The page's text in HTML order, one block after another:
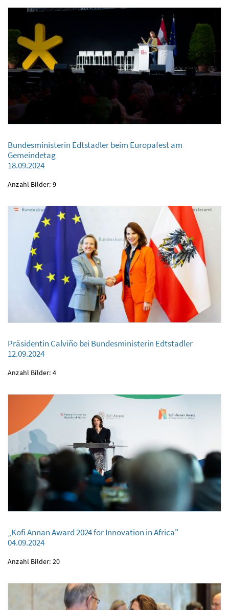
Bundesministerin Edtstadler beim Europafest am Gemeindetag
18.09.2024
Bundesministerin Edtstadler beim Europafest am
Gemeindetag
18.09.2024
Anzahl Bilder: 9
Präsidentin Calviño bei Bundesministerin Edtstadler
12.09.2024
Präsidentin Calviño bei Bundesministerin Edtstadler
12.09.2024
Anzahl Bilder: 4
„Kofi Annan Award 2024 for Innovation in Africa"
04.09.2024
„Kofi Annan Award 2024 for Innovation in Africa"
04.09.2024
Anzahl Bilder: 20